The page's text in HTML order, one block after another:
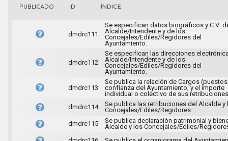
PUBLICADO ID ÍNDICE
dmdrc111
Se especifican datos biográficos y C.V:
Alcalde/Intendente y de los
Concejales/Ediles/Regidores del
Ayuntamiento.
dmdrc112
Se especifican las direcciones
Alcalde/Intendente y de los
Concejales/Ediles/Regidores del
Ayuntamiento.
dmdrc113
Se publica la relación de Cargos
confianza del Ayuntamiento, y el importe
individual o colectivo de sus
dmdrc114
Se publica las retribuciones del Alcalde y
Concejales/Ediles/Regidores.
dmdrc115
Se publica declaración patrimonial y
Alcalde y los Concejales/Ediles/